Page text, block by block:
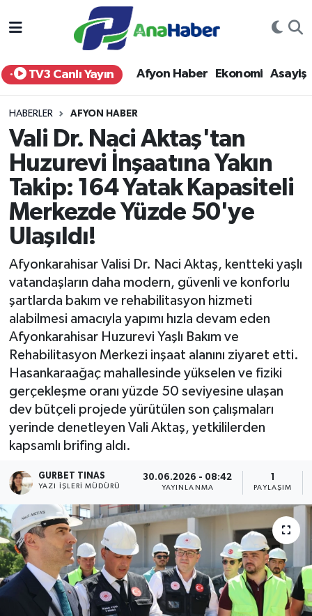
TV3 Canlı Yayın Afyon Haber Ekonomi Asayiş
HABERLER AFYON HABER
Vali Dr. Naci Aktaş'tan
Huzurevi İnşaatına Yakın
Takip: 164 Yatak Kapasiteli
Merkezde Yüzde 50'ye
Ulaşıldı!
Afyonkarahisar Valisi Dr. Naci Aktaş, kentteki yaşlı
vatandaşların daha modern, güvenli ve konforlu
şartlarda bakım ve rehabilitasyon hizmeti
alabilmesi amacıyla yapımı hızla devam eden
Afyonkarahisar Huzurevi Yaşlı Bakım ve
Rehabilitasyon Merkezi inşaat alanını ziyaret etti.
Hasankaraağaç mahallesinde yükselen ve fiziki
gerçekleşme oranı yüzde 50 seviyesine ulaşan
dev bütçeli projede yürütülen son çalışmaları
yerinde denetleyen Vali Aktaş, yetkililerden
kapsamlı brifing aldı.
GURBET TINAS
YAZI İŞLERI MÜDÜRÜ
30.06.2026 - 08:42
YAYINLANMA PAYLAŞIM
Yurt Haber
Afyon Haber
Siyaset
Spor
Eğitim
Sağlık
Teknoloji
Kültür - Sanat
Yaşam
Afyonkarahisar Nöbetçi Eczaneler
Afyonkarahisar Hava Durumu
Afyonkarahisar Trafik Yoğunluk Haritası
Süper Lig Puan Durumu ve Fikstür
Tüm Manşetler
Son Dakika Haberleri
Haber Arşivi